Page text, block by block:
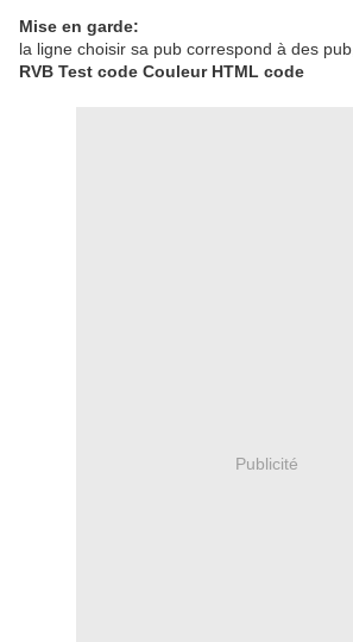
Mise en garde:
la ligne choisir sa pub correspond à des pub,
RVB Test code Couleur HTML code
Publicité